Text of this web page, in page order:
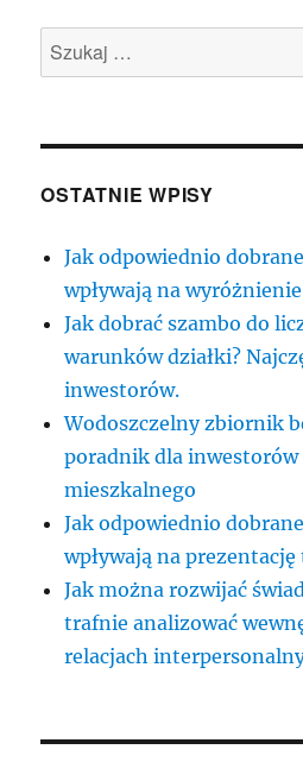
Szukaj:
OSTATNIE WPISY
Jak odpowiednio
wpływają na
Jak dobrać szambo do
warunków działki?
inwestorów.
Wodoszczelny zbiornik
poradnik dla
mieszkalnego
Jak odpowiednio
wpływają na
Jak można rozwijać
trafnie analizować
relacjach